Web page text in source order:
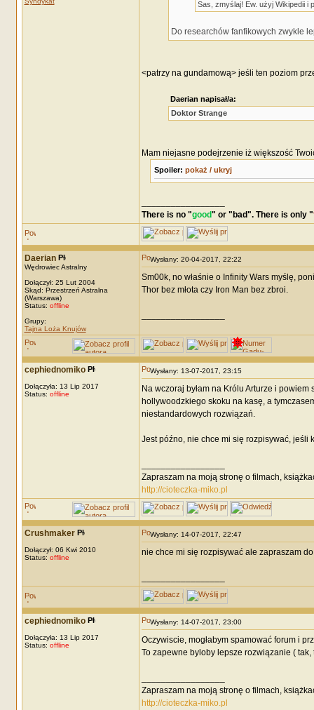
Sas, zmyślaj! Ew. użyj Wikipedii i
Do researchów fanfikowych zwykle
<patrzy na gundamową> jeśli ten poziom
Daerian napisał/a:
Doktor Strange
Mam niejasne podejrzenie iż większość
Spoiler: pokaż / ukryj
There is no "good" or " bad". There is only "
Daerian
Wędrowiec Astralny
Dołączył: 25 Lut 2004
Skąd: Przestrzeń Astralna
(Warszawa)
Status: offline
Grupy:
Tajna Loża Knujów
Wysłany: 20-04-2017, 22:22
Sm00k, no właśnie o Infinity Wars myślę,
Thor bez młota czy Iron Man bez zbroi.
cephiednomiko
Dołączyła: 13 Lip 2017
Status: offline
Wysłany: 13-07-2017, 23:15
Na wczoraj byłam na Królu Arturze i
hollywoodzkiego skoku na kasę, a
niestandardowych rozwiązań.
Jest późno, nie chce mi się rozpisywać, jeśli
Zapraszam na moją stronę o filmach,
http://cioteczka-miko.pl
Crushmaker
Dołączył: 06 Kwi 2010
Status: offline
Wysłany: 14-07-2017, 22:47
nie chce mi się rozpisywać ale zapraszam
cephiednomiko
Dołączyła: 13 Lip 2017
Status: offline
Wysłany: 14-07-2017, 23:00
Oczywiscie, mogłabym spamować forum i
To zapewne byloby lepsze rozwiązanie ( tak,
Zapraszam na moją stronę o filmach,
http://cioteczka-miko.pl